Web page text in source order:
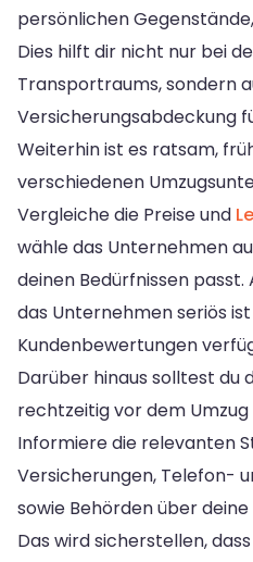
persönlichen
Dies hilft dir nicht nur bei
Transportraums, sondern
Versicherungsabdeckung
Weiterhin ist es ratsam,
verschiedenen
Vergleiche die Preise und
wähle das Unternehmen
deinen Bedürfnissen
das Unternehmen seriös
Kundenbewertungen
Darüber hinaus solltest du
rechtzeitig vor dem
Informiere die relevanten
Versicherungen, Telefon-
sowie Behörden über
Das wird sicherstellen,